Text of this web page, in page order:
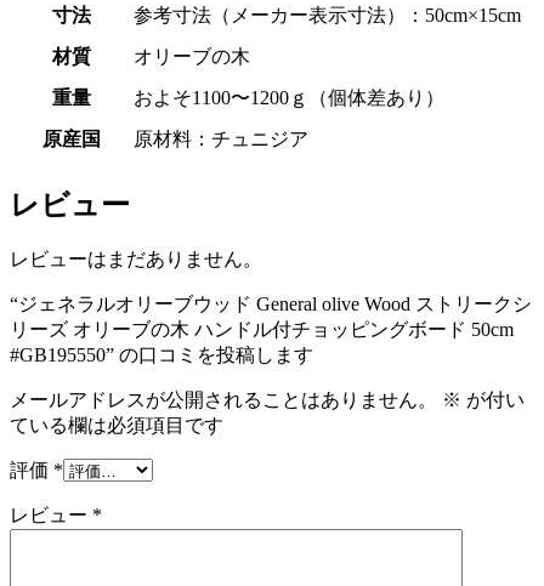
寸法
参考寸法（メーカー表示寸法）：50cm×15cm
材質
オリーブの木
重量
およそ1100〜1200ｇ（個体差あり）
原産国
原材料：チュニジア
レビュー
レビューはまだありません。
“ジェネラルオリーブウッド General olive Wood ストリークシ
リーズ オリーブの木 ハンドル付チョッピングボード 50cm
#GB195550” の口コミを投稿します
メールアドレスが公開されることはありません。 ※ が付い
ている欄は必須項目です
評価 *
レビュー *